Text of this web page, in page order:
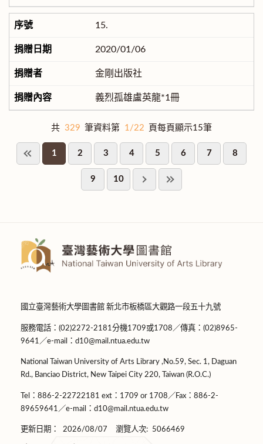
15.
2020/01/06
金剛出版社
義烈孤雄盧英龍*1冊
共 329 筆資料第 1/22 頁每頁顯示15筆
1 2 3 4 5 6 7 8
9 10
國立臺灣藝術大學圖書館 新北市板橋區大觀路一段五十九號
服務電話：(02)2272-2181分機1709或1708／傳真：(02)8965-
9641／e-mail：d10@mail.ntua.edu.tw
National Taiwan University of Arts Library ,No.59, Sec. 1, Daguan
Rd., Banciao District, New Taipei City 220, Taiwan (R.O.C.)
Tel：886-2-22722181 ext：1709 or 1708／Fax：886-2-
89659641／e-mail：d10@mail.ntua.edu.tw
更新日期： 2026/08/07 瀏覽人次: 5066469